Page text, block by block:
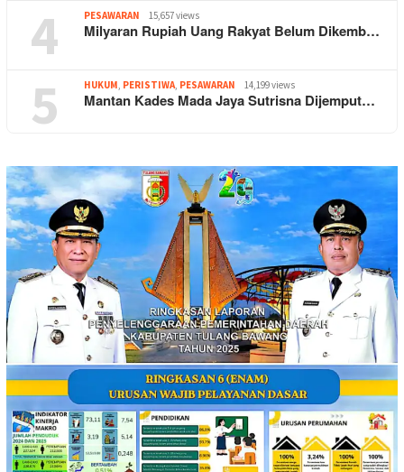
4 PESAWARAN 15,657 views
Milyaran Rupiah Uang Rakyat Belum Dikemb…
5 HUKUM, PERISTIWA, PESAWARAN 14,199 views
Mantan Kades Mada Jaya Sutrisna Dijemput…